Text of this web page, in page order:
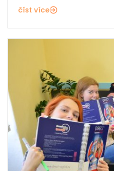
číst více